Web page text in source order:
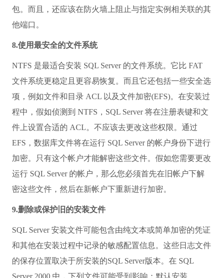
包。而且，还应该在防火墙上阻止与指定实例相关联的其
他端口。
8.使用最安全的文件系统
NTFS 是最适合安装 SQL Server 的文件系统。它比 FAT
文件系统更稳定且更容易恢复。而且它还包括一些安全选
项，例如文件和目录 ACL 以及文件加密(EFS)。在安装过
程中，假如侦测到 NTFS，SQL Server 将在注册表键和文
件上设置合适的 ACL。不应该去更改这些权限。通过
EFS，数据库文件将在运行 SQL Server 的帐户身份下进行
加密。只有这个帐户才能解密这些文件。假如您需要更改
运行 SQL Server 的帐户，那么您必须首先在旧帐户下解
密这些文件，然后在新帐户下重新进行加密。
9.删除或保护旧的安装文件
SQL Server 安装文件可能包含由纯文本或简单加密的凭证
和其他在安装过程中记录的敏感配置信息。这些日志文件
的保存位置取决于所安装的SQL Server版本。在 SQL